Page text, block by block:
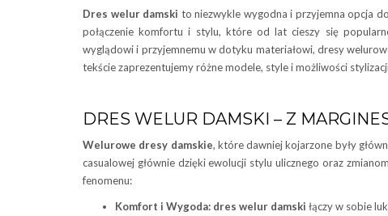
Dres welur damski to niezwykle wygodna i przyjemna opcja
połączenie komfortu i stylu, które od lat cieszy się
wyglądowi i przyjemnemu w dotyku materiałowi, dresy
tekście zaprezentujemy różne modele, style i możliwości
DRES WELUR DAMSKI – Z
Welurowe dresy damskie, które dawniej kojarzone były
casualowej głównie dzięki ewolucji stylu ulicznego oraz
fenomenu:
Komfort i Wygoda: dres welur damski łączy w sobie